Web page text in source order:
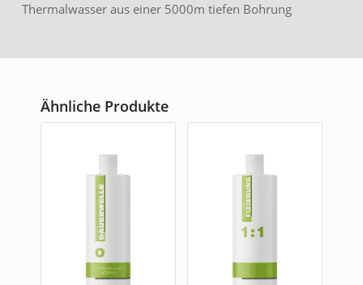
Thermalwasser aus einer 5000m tiefen Bohrung
Wasser dient zum Anrühren des
Ähnliche Produkte